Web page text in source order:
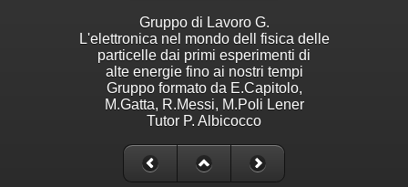
Gruppo di Lavoro G.
L'elettronica nel mondo dell fisica delle
particelle dai primi esperimenti di
alte energie fino ai nostri tempi
Gruppo formato da E.Capitolo,
M.Gatta, R.Messi, M.Poli Lener
Tutor P. Albicocco